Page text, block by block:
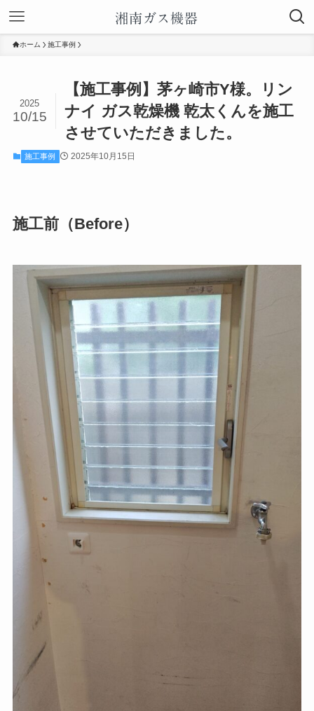
ホーム 施工事例
【施工事例】茅ヶ崎市Y様。リン
ナイ ガス乾燥機 乾太くんを施工
させていただきました。
2025
10/15
施工事例 2025年10月15日
施工前（Before）